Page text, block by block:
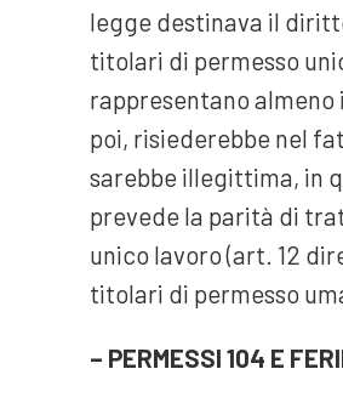
legge destinava il
titolari di permesso
rappresentano
poi, risiederebbe nel
sarebbe illegittima, in
prevede la parità di
unico lavoro (art. 12
titolari di permesso
– PERMESSI 104 E